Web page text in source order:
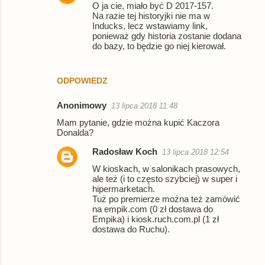
ODPOWIEDZ
O ja cie, miało być D 2017-157.
Na razie tej historyjki nie ma w
Inducks, lecz wstawiamy link,
ponieważ gdy historia zostanie dodana
do bazy, to będzie go niej kierował.
Anonimowy 13 lipca 2018 11:48
Mam pytanie, gdzie można kupić Kaczora
Donalda?
Radosław Koch 13 lipca 2018 12:54
W kioskach, w salonikach prasowych,
ale też (i to często szybciej) w super i
hipermarketach.
Tuż po premierze można też zamówić
na empik.com (0 zł dostawa do
Empika) i kiosk.ruch.com.pl (1 zł
dostawa do Ruchu).